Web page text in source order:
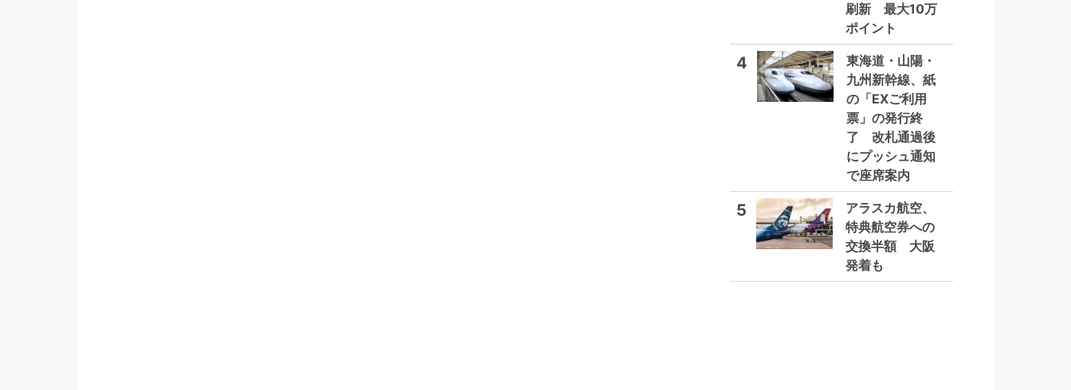
刷新 最大10万
ポイント
4
東海道・山陽・
九州新幹線、紙
の「EXご利用
票」の発行終
了 改札通過後
にプッシュ通知
で座席案内
5
アラスカ航空、
特典航空券への
交換半額 大阪
発着も